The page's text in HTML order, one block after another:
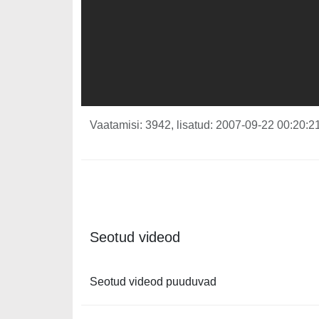
Vaatamisi: 3942, lisatud: 2007-09-22
Seotud videod
Seotud videod puuduvad